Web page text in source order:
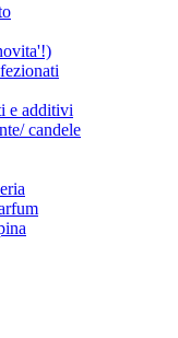
e additivi
candele